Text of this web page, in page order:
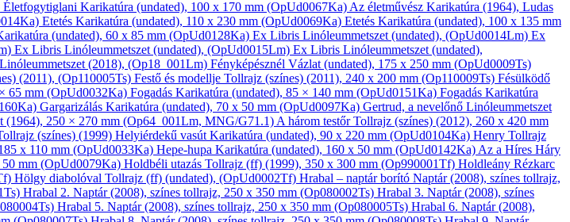
Életfogytiglani Karikatúra (undated), 100 x 170 mm (OpUd0067Ka) Az életművész Karikatúra (1964), Ludas
Etetés Karikatúra (undated), 110 x 230 mm (OpUd0069Ka) Etetés Karikatúra (undated), 100 x 135 mm
(undated), 60 x 85 mm (OpUd0128Ka) Ex Libris Linóleum­metszet (undated), (OpUd0014Lm) Ex
Ex Libris Linóleum­metszet (undated), (OpUd0015Lm) Ex Libris Linóleum­metszet (undated),
Linóleum­metszet (2018), (Op18_001Lm) Fényképésznél Vázlat (undated), 175 x 250 mm (OpUd0009Ts)
(2011), (Op110005Ts) Festő és modellje Tollrajz (színes) (2011), 240 x 200 mm (Op110009Ts) Fésülködő
65 mm (OpUd0032Ka) Fogadás Karikatúra (undated), 85 × 140 mm (OpUd0151Ka) Fogadás Karikatúra
Gargarizálás Karikatúra (undated), 70 x 50 mm (OpUd0097Ka) Gertrud, a nevelőnő Linóleum­metszet
(1964), 250 × 270 mm (Op64_001Lm, MNG/G71.1) A három testőrTollrajz (színes) (2012), 260 x 420 mm
(színes) (1999) Helyiérdekű vasút Karikatúra (undated), 90 x 220 mm (OpUd0104Ka) Henry Tollrajz
x 110 mm (OpUd0033Ka) Hepe-hupa Karikatúra (undated), 160 x 50 mm (OpUd0142Ka) Az a Híres Háry
50 mm (OpUd0079Ka) Holdbéli utazás Tollrajz (ff) (1999), 350 x 300 mm (Op990001Tf) Holdleány Rézkarc
Hölgy diabolóval Tollrajz (ff) (undated), (OpUd0002Tf) Hrabal – naptár borító Naptár(2008), színes tollrajz,
Hrabal 2. Naptár(2008), színes tollrajz, 250 x 350 mm (Op080002Ts) Hrabal 3. Naptár(2008), színes
Hrabal 5. Naptár(2008), színes tollrajz, 250 x 350 mm (Op080005Ts) Hrabal 6. Naptár(2008),